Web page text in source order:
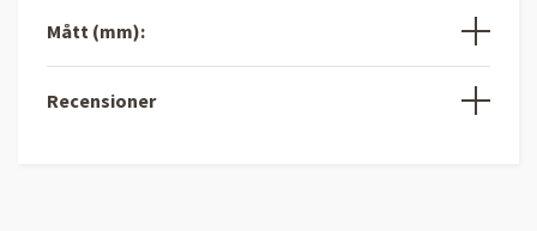
Mått (mm):
Recensioner